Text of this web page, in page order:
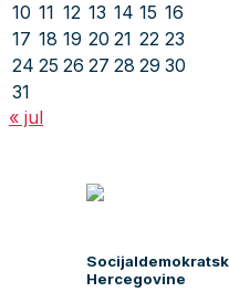
10 11 12 13 14 15 16
17 18 19 20 21 22 23
24 25 26 27 28 29 30
31
« jul
Hercegovine